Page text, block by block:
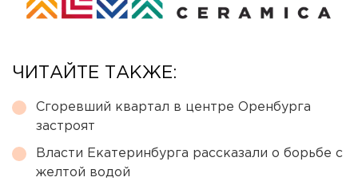
ЧИТАЙТЕ ТАКЖЕ:
Сгоревший квартал в центре Оренбурга
застроят
Власти Екатеринбурга рассказали о борьбе с
желтой водой